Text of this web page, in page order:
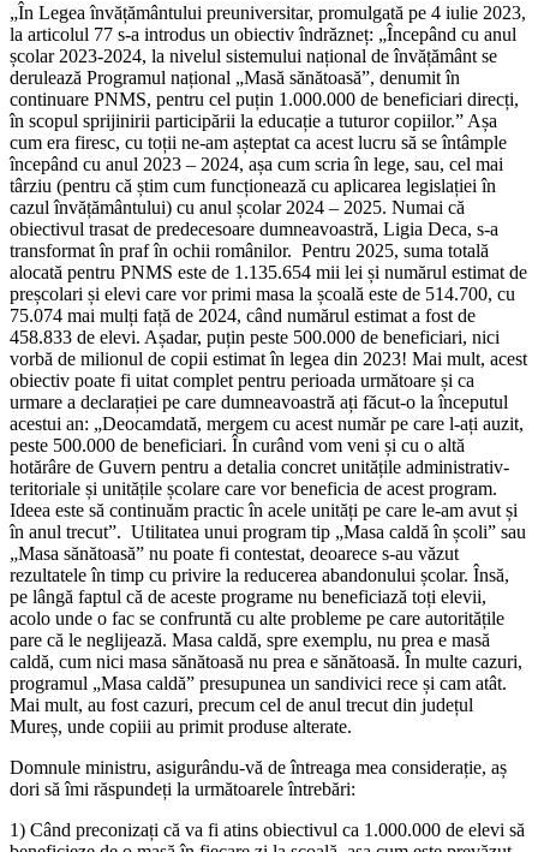
„În Legea învățământului preuniversitar, promulgată pe 4 iulie 2023,
la articolul 77 s-a introdus un obiectiv îndrăzneț: „Începând cu anul
școlar 2023-2024, la nivelul sistemului național de învățământ se
derulează Programul național „Masă sănătoasă”, denumit în
continuare PNMS, pentru cel puțin 1.000.000 de beneficiari direcți,
în scopul sprijinirii participării la educație a tuturor copiilor.” Așa
cum era firesc, cu toții ne-am așteptat ca acest lucru să se întâmple
începând cu anul 2023 – 2024, așa cum scria în lege, sau, cel mai
târziu (pentru că știm cum funcționează cu aplicarea legislației în
cazul învățământului) cu anul școlar 2024 – 2025. Numai că
obiectivul trasat de predecesoare dumneavoastră, Ligia Deca, s-a
transformat în praf în ochii românilor. Pentru 2025, suma totală
alocată pentru PNMS este de 1.135.654 mii lei și numărul estimat de
preșcolari și elevi care vor primi masa la școală este de 514.700, cu
75.074 mai mulți față de 2024, când numărul estimat a fost de
458.833 de elevi. Așadar, puțin peste 500.000 de beneficiari, nici
vorbă de milionul de copii estimat în legea din 2023! Mai mult, acest
obiectiv poate fi uitat complet pentru perioada următoare și ca
urmare a declarației pe care dumneavoastră ați făcut-o la începutul
acestui an: „Deocamdată, mergem cu acest număr pe care l-ați auzit,
peste 500.000 de beneficiari. În curând vom veni și cu o altă
hotărâre de Guvern pentru a detalia concret unitățile administrativ-
teritoriale și unitățile școlare care vor beneficia de acest program.
Ideea este să continuăm practic în acele unități pe care le-am avut și
în anul trecut”. Utilitatea unui program tip „Masa caldă în școli” sau
„Masa sănătoasă” nu poate fi contestat, deoarece s-au văzut
rezultatele în timp cu privire la reducerea abandonului școlar. Însă,
pe lângă faptul că de aceste programe nu beneficiază toți elevii,
acolo unde o fac se confruntă cu alte probleme pe care autoritățile
pare că le neglijează. Masa caldă, spre exemplu, nu prea e masă
caldă, cum nici masa sănătoasă nu prea e sănătoasă. În multe cazuri,
programul „Masa caldă” presupunea un sandivici rece și cam atât.
Mai mult, au fost cazuri, precum cel de anul trecut din județul
Mureș, unde copiii au primit produse alterate.
Domnule ministru, asigurându-vă de întreaga mea considerație, aș
dori să îmi răspundeți la următoarele întrebări:
1) Când preconizați că va fi atins obiectivul ca 1.000.000 de elevi să